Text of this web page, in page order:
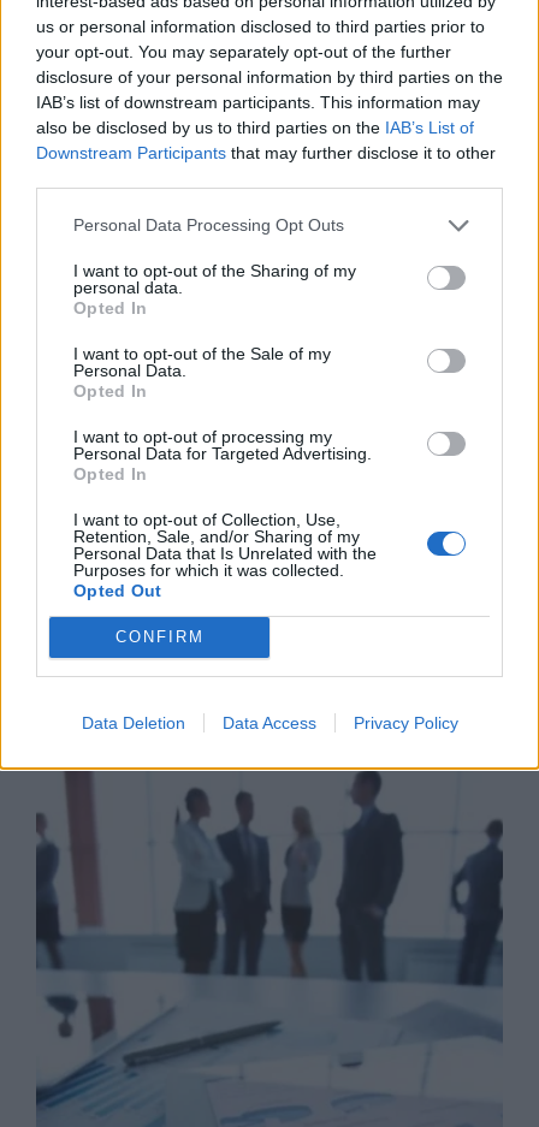
us or personal information disclosed to third parties prior to
your opt-out. You may separately opt-out of the further
disclosure of your personal information by third parties on the
IAB’s list of downstream participants. This information may
also be disclosed by us to third parties on the IAB’s List of
Downstream Participants that may further disclose it to other
Personal Data Processing Opt Outs
I want to opt-out of the Sharing of my
personal data.
Opted In
I want to opt-out of the Sale of my
Personal Data.
Opted In
I want to opt-out of processing my
Personal Data for Targeted Advertising.
Opted In
I want to opt-out of Collection, Use,
Retention, Sale, and/or Sharing of my
Personal Data that Is Unrelated with the
Purposes for which it was collected.
Opted Out
CONFIRM
Data Deletion Data Access Privacy Policy
Ξεκινούν τα δοκιμαστικά
δρομολόγια της επέκτασης του
Μετρό Θεσσαλονίκης προς την
Καλαμαριά
07/08/26 13:10
Μετρό Αθήνας: Στο τελικό στάδιο
η αντικατάσταση σιδηροτροχιών
ολοκληρώνεται 5 μήνες νωρίτερα
Προκηρύσσεται σήμερα από τη
Γενική Γραμματεία Ιδιωτικών
Άμυνας του Αναπτυξιακού Νόμου
07/08/26|12:02
Πάνω από 1.500 έλεγχοι σε
περισσότερες από 300 παραλίες
07/08/26 |10:58
Business Know-how